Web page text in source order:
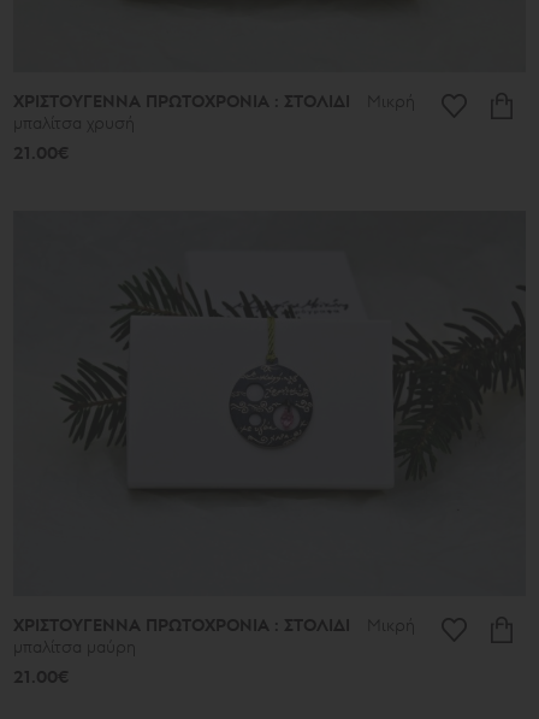
ΧΡΙΣΤΟΥΓΕΝΝΑ ΠΡΩΤΟΧΡΟΝΙΑ : ΣΤΟΛΙΔΙ
Μικρή
μπαλίτσα χρυσή
21.00€
ΧΡΙΣΤΟΥΓΕΝΝΑ ΠΡΩΤΟΧΡΟΝΙΑ : ΣΤΟΛΙΔΙ
Μικρή
μπαλίτσα μαύρη
21.00€